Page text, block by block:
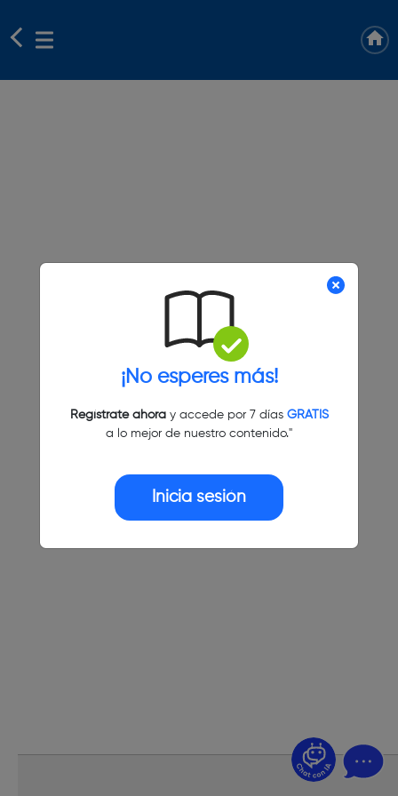
¡No esperes más!
Regístrate ahoray accede por 7 días GRATIS
a lo mejor de nuestro contenido."
Inicia sesión